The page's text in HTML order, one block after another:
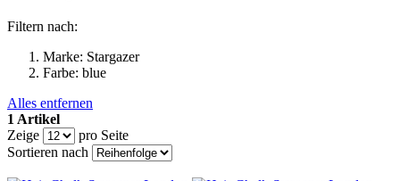
Filtern nach:
Marke: Stargazer
Farbe: blue
Alles entfernen
1 Artikel
Zeige
pro Seite
Sortieren nach